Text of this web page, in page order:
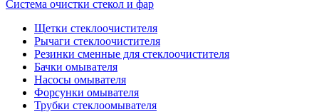
Система очистки стекол и фар
Щетки стеклоочистителя
Рычаги стеклоочистителя
Резинки сменные для стеклоочистителя
Бачки омывателя
Насосы омывателя
Форсунки омывателя
Трубки стеклоомывателя